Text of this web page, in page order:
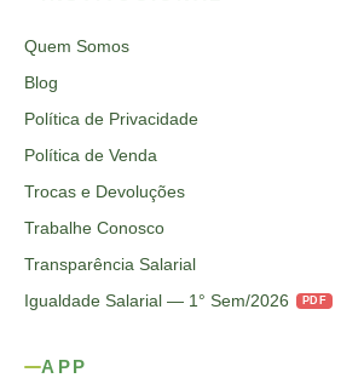
Quem Somos
Blog
Política de Privacidade
Política de Venda
Trocas e Devoluções
Trabalhe Conosco
Transparência Salarial
Igualdade Salarial — 1° Sem/2026
PDF
APP